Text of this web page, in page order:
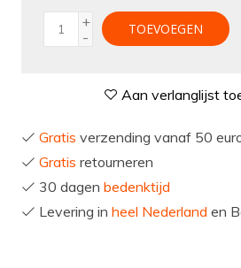
+
-
TOEVOEGEN
Aan verlanglijst
Gratis verzending vanaf 50
Gratis retourneren
30 dagen bedenktijd
Levering in heel Nederland en